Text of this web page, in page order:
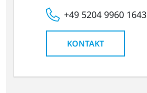
+49 5204 9960 1643
KONTAKT